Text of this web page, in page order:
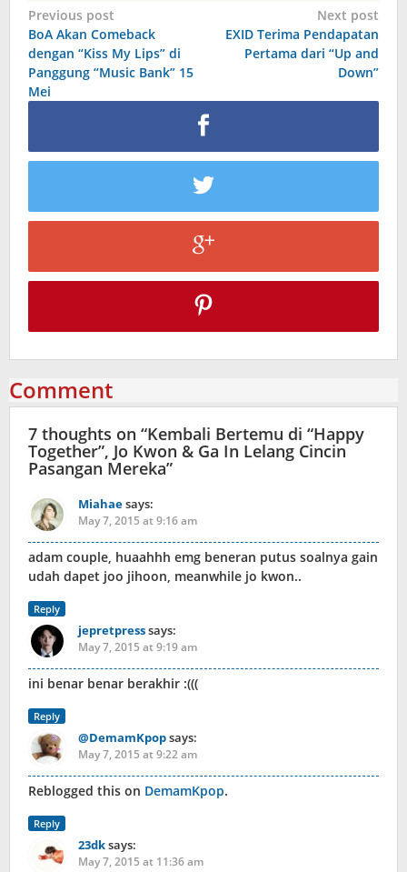
Post
navigation
Previous post
BoA Akan Comeback
dengan “Kiss My Lips” di
Panggung “Music Bank” 15
Mei
Next post
EXID Terima Pendapatan
Pertama dari “Up and
Down”
Comment
7 thoughts on “Kembali Bertemu di “Happy
Together”, Jo Kwon & Ga In Lelang Cincin
Pasangan Mereka”
Miahaesays:
May 7, 2015 at 9:16 am
adam couple, huaahhh emg beneran putus soalnya gain
udah dapet joo jihoon, meanwhile jo kwon..
Reply
jepretpresssays:
May 7, 2015 at 9:19 am
ini benar benar berakhir :(((
Reply
@DemamKpopsays:
May 7, 2015 at 9:22 am
Reblogged this on DemamKpop.
Reply
23dksays:
May 7, 2015 at 11:36 am